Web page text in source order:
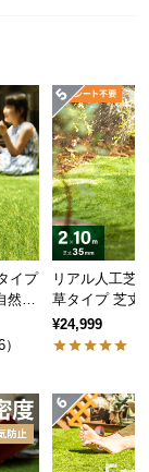
イプ
な
付
リアル人工芝
草タイプ 芝丈
m
¥24,999